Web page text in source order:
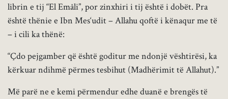
librin e tij “El Emâli”, por zinxhiri i tij është i dobët. Pra
është thënie e Ibn Mes‘udit – Allahu qoftë i kënaqur me të
– i cili ka thënë:
“Çdo pejgamber që është goditur me ndonjë vështirësi, ka
kërkuar ndihmë përmes tesbihut (Madhërimit të Allahut).”
Më parë ne e kemi përmendur edhe duanë e brengës të